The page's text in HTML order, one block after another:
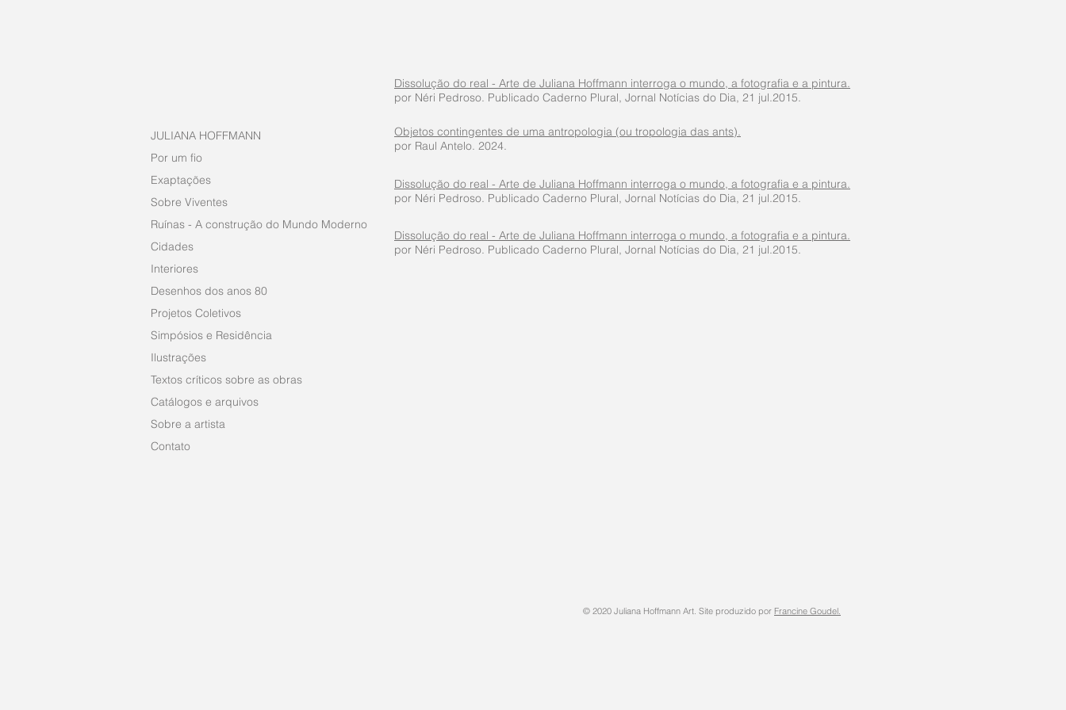
JULIANA HOFFMANN
Por um fio
Exaptações
Sobre Viventes
Ruínas - A construção do Mundo Moderno
Cidades
Interiores
Desenhos dos anos 80
Projetos Coletivos
Simpósios e Residência
Ilustrações
Textos críticos sobre as obras
Catálogos e arquivos
Sobre a artista
Contato
Dissolução do real - Arte de Juliana Hoffmann interroga o mundo, a fotografia e a pintura.
por Néri Pedroso. Publicado Caderno Plural, Jornal Notícias do Dia, 21 jul.2015.
Objetos contingentes de uma antropologia (ou tropologia das ants).
por Raul Antelo. 2024.
Dissolução do real - Arte de Juliana Hoffmann interroga o mundo, a fotografia e a pintura.
por Néri Pedroso. Publicado Caderno Plural, Jornal Notícias do Dia, 21 jul.2015.
Dissolução do real - Arte de Juliana Hoffmann interroga o mundo, a fotografia e a pintura.
por Néri Pedroso. Publicado Caderno Plural, Jornal Notícias do Dia, 21 jul.2015.
© 2020 Juliana Hoffmann Art. Site produzido por Francine Goudel.